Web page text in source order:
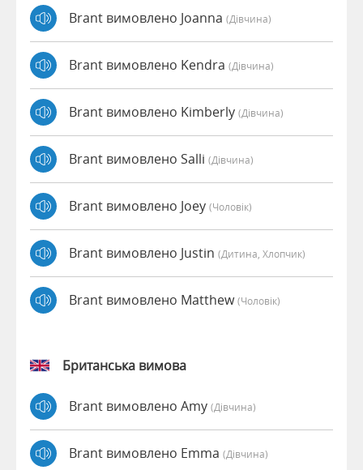
Brant вимовлено Joanna (дівчина)
Brant вимовлено Kendra (дівчина)
Brant вимовлено Kimberly (дівчина)
Brant вимовлено Salli (дівчина)
Brant вимовлено Joey (чоловік)
Brant вимовлено Justin (дитина, Хлопчик)
Brant вимовлено Matthew(чоловік)
Британська вимова
Brant вимовлено Amy (дівчина)
Brant вимовлено Emma (дівчина)